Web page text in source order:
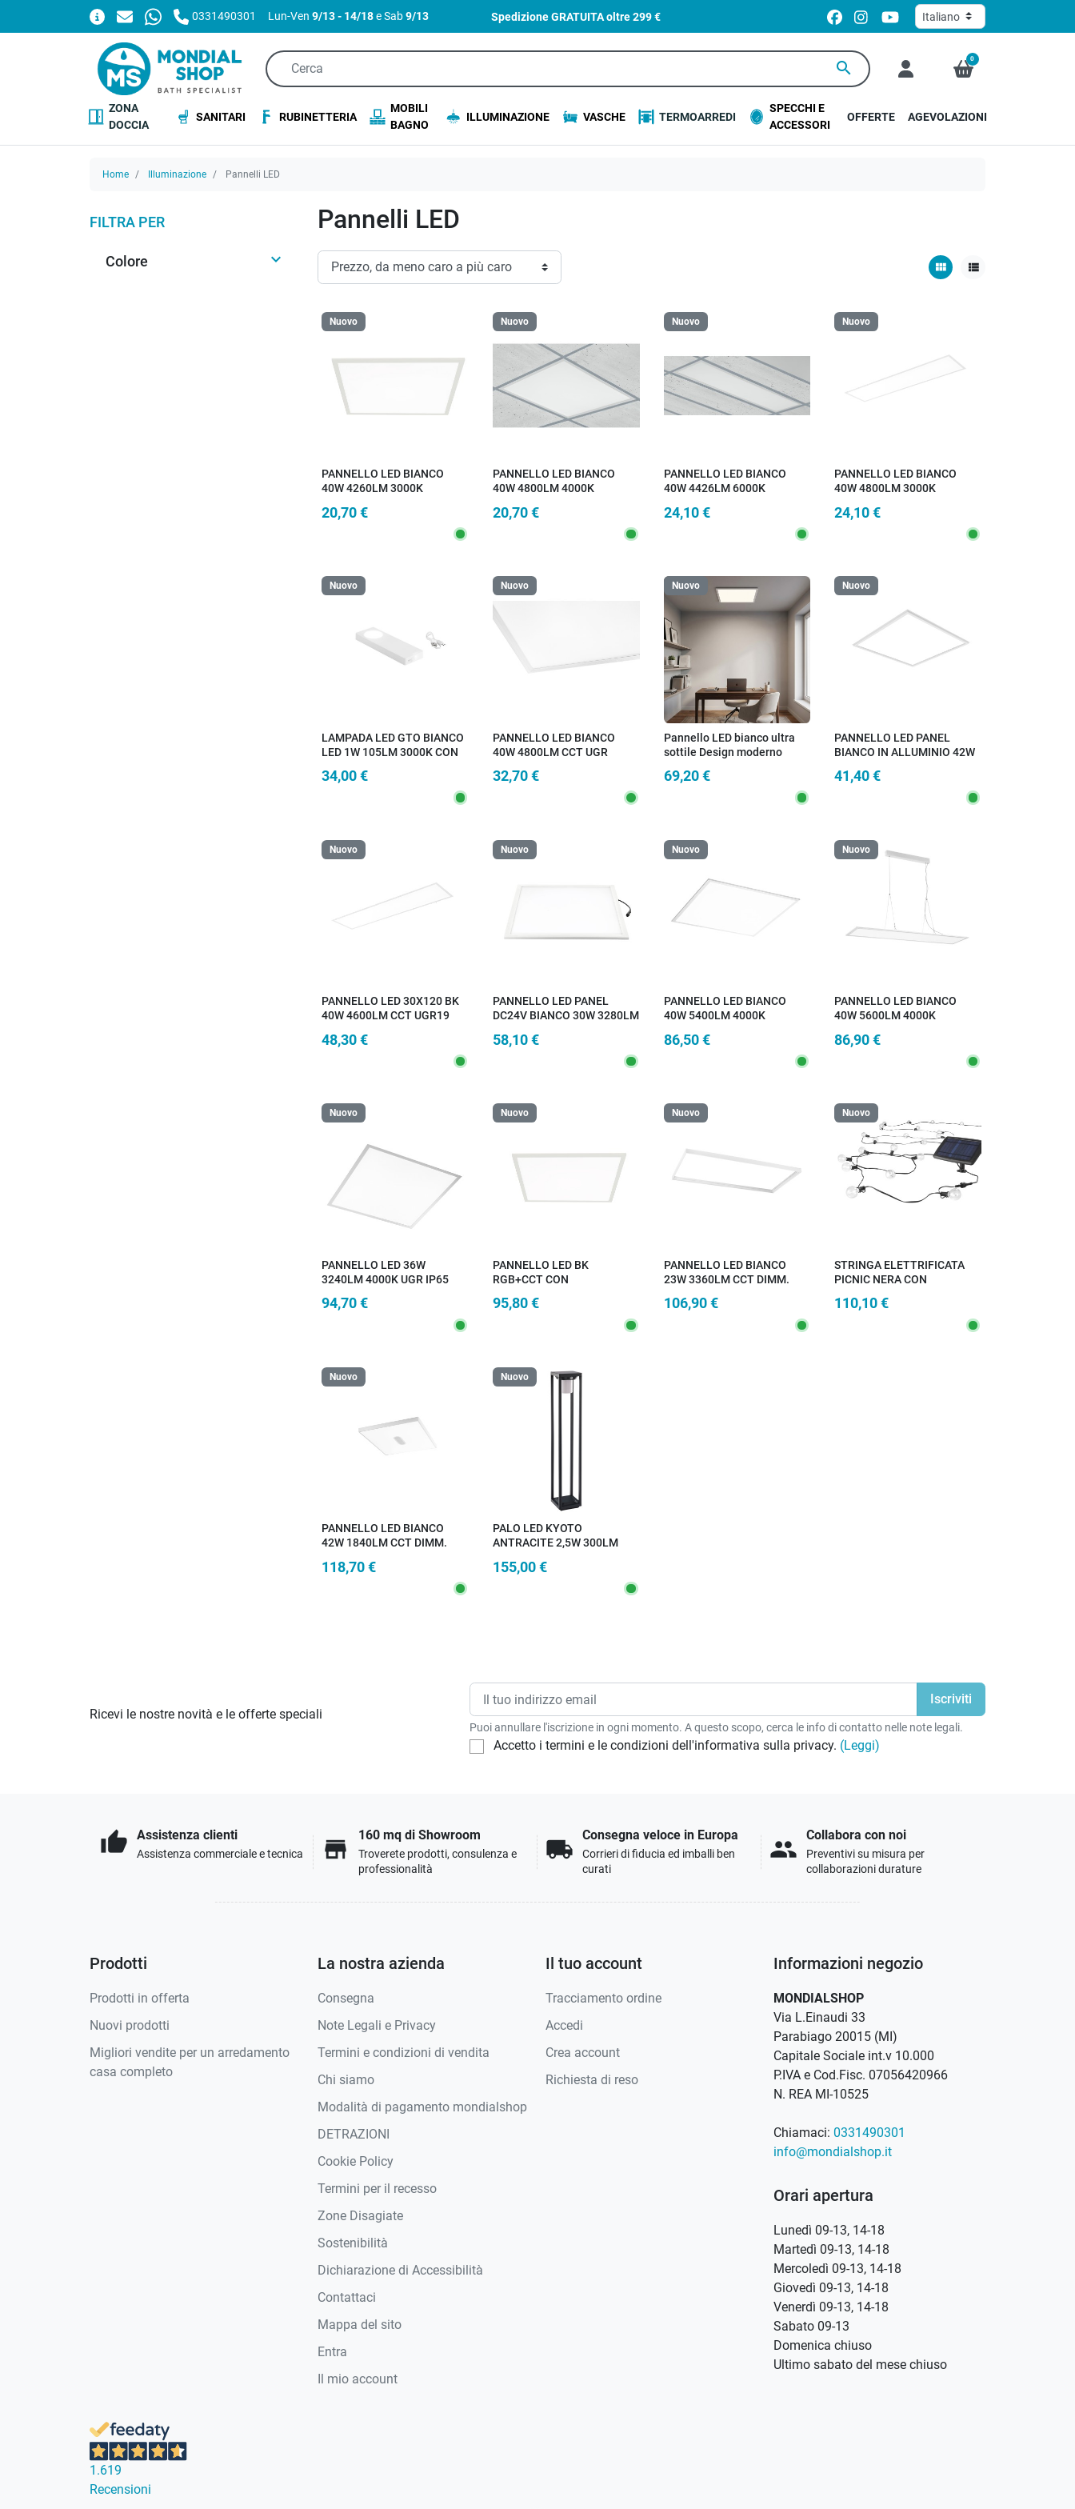
0331490301 Lun-Ven9/13 - 14/18e Sab9/13 Spedizione GRATUITA oltre299 €
search 0
ZONA
DOCCIA
SANITARI RUBINETTERIA
MOBILI
BAGNO
ILLUMINAZIONE VASCHE TERMOARREDI
SPECCHI E
ACCESSORI
OFFERTE AGEVOLAZIONI
Home Illuminazione Pannelli LED
FILTRA PER
Colore 
Pannelli LED
view_module view_list
Nuovo
PANNELLO LED BIANCO
40W 4260LM 3000K
20,70 €
Nuovo
PANNELLO LED BIANCO
40W 4800LM 4000K
20,70 €
Nuovo
PANNELLO LED BIANCO
40W 4426LM 6000K
24,10 €
Nuovo
PANNELLO LED BIANCO
40W 4800LM 3000K
24,10 €
Nuovo
LAMPADA LED GTO BIANCO
LED 1W 105LM 3000K CON
SENSORE 18X1,7X6CM
34,00 €
Nuovo
PANNELLO LED BIANCO
40W 4800LM CCT UGR
32,70 €
Nuovo
Pannello LED bianco ultra
sottile Design moderno
Uffici 60x60 cm 24W
69,20 €
Nuovo
PANNELLO LED PANEL
BIANCO IN ALLUMINIO 42W
3000/4000/6500K
41,40 €
Nuovo
PANNELLO LED 30X120 BK
40W 4600LM CCT UGR19
48,30 €
Nuovo
PANNELLO LED PANEL
DC24V BIANCO 30W 3280LM
58,10 €
Nuovo
PANNELLO LED BIANCO
40W 5400LM 4000K
86,50 €
Nuovo
PANNELLO LED BIANCO
40W 5600LM 4000K
86,90 €
Nuovo
PANNELLO LED 36W
3240LM 4000K UGR IP65
94,70 €
Nuovo
PANNELLO LED BK
RGB+CCT CON
59,5X59,5CM
95,80 €
Nuovo
PANNELLO LED BIANCO
23W 3360LM CCT DIMM.
INCLUSO E SPEAKER
106,90 €
Nuovo
STRINGA ELETTRIFICATA
PICNIC NERA CON
0,3W 3000K IP44 762CM
110,10 €
Nuovo
PANNELLO LED BIANCO
42W 1840LM CCT DIMM.
SPEAKER BLUETOOTH
118,70 €
Nuovo
PALO LED KYOTO
ANTRACITE 2,5W 300LM
SOLARE E SENSORE IP44
155,00 €
Ricevi le nostre novità e le offerte speciali
Puoi annullare l'iscrizione in ogni momento. A questo scopo, cerca le info di contatto nelle note legali.
Accetto i termini e le condizioni dell'informativa sulla privacy. (Leggi)
thumb_up Assistenza clienti
Assistenza commerciale e tecnica store
160 mq di Showroom
Troverete prodotti, consulenza e
professionalità
local_shipping
Consegna veloce in Europa
Corrieri di fiducia ed imballi ben
curati
people
Collabora con noi
Preventivi su misura per
collaborazioni durature
Prodotti
Prodotti in offerta
Nuovi prodotti
Migliori vendite per un arredamento
casa completo
La nostra azienda
Consegna
Note Legali e Privacy
Termini e condizioni di vendita
Chi siamo
Modalità di pagamento mondialshop
DETRAZIONI
Cookie Policy
Termini per il recesso
Zone Disagiate
Sostenibilità
Dichiarazione di Accessibilità
Contattaci
Mappa del sito
Entra
Il mio account
Il tuo account
Tracciamento ordine
Accedi
Crea account
Richiesta di reso
Informazioni negozio
MONDIALSHOP
Via L.Einaudi 33
Parabiago 20015 (MI)
Capitale Sociale int.v 10.000
P.IVA e Cod.Fisc. 07056420966
N. REA MI-10525
Chiamaci: 0331490301
info@mondialshop.it
Orari apertura
Lunedì 09-13, 14-18
Martedì 09-13, 14-18
Mercoledì 09-13, 14-18
Giovedì 09-13, 14-18
Venerdì 09-13, 14-18
Sabato 09-13
Domenica chiuso
Ultimo sabato del mese chiuso
1.619
Recensioni